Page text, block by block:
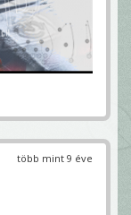
több mint 9 éve